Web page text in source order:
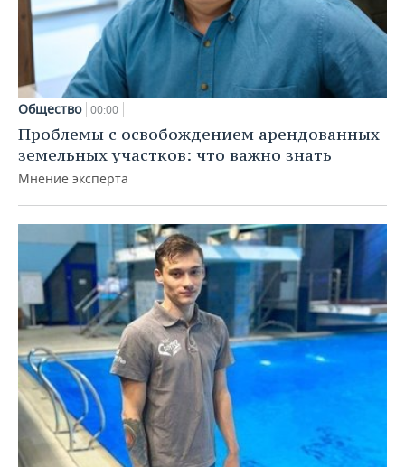
Общество 00:00
Проблемы с освобождением арендованных
земельных участков: что важно знать
Мнение эксперта